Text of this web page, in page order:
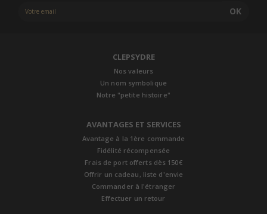
OK
CLEPSYDRE
Nos valeurs
Un nom symbolique
Notre "petite histoire"
AVANTAGES ET SERVICES
Avantage à la 1ère commande
Fidélité récompensée
Frais de port offerts dès 150€
Offrir un cadeau, liste d'envie
Commander à l'étranger
Effectuer un retour